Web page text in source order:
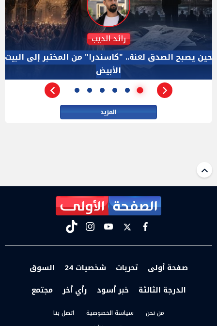
دكتور نزيه الحكيم
الإجازة البرلمانية ليست إجازة من الرقابة.. والسؤال ليس
الأداة الوحيده بعد فض الانعقاد
المزيد
facebook
twitter
youtube
instagram
tiktok
صفحة أولى تحريات شخصيات 24
السوق
الدرجة الثالثة
خبر أسود رأي أخر مجتمع
من نحن سياسة الخصوصية اتصل بنا